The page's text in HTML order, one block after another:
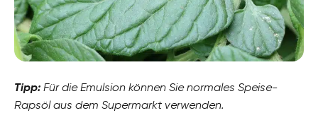
Tipp: Für die Emulsion können Sie normales Speise-
Rapsöl aus dem Supermarkt verwenden.